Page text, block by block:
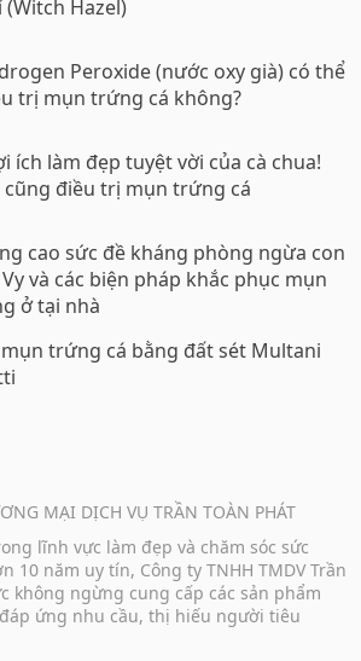
(Witch Hazel)
Peroxide (nước oxy già) có thể
trị mụn trứng cá không?
ích làm đẹp tuyệt vời của cà chua!
cũng điều trị mụn trứng cá
cao sức đề kháng phòng ngừa con
Vy và các biện pháp khắc phục mụn
ở tại nhà
trứng cá bằng đất sét Multani
MẠI DỊCH VỤ TRẦN TOÀN PHÁT
lĩnh vực làm đẹp và chăm sóc sức
10 năm uy tín, Công ty TNHH TMDV Trần
không ngừng cung cấp các sản phẩm
ứng nhu cầu, thị hiếu người tiêu